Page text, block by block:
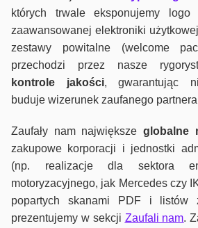
których trwale eksponujemy
zaawansowanej elektroniki
zestawy powitalne (welcome
przechodzi przez nasze
kontrole jakości, gwarantując
buduje wizerunek zaufanego
Zaufały nam największeglobalne
zakupowe korporacji i jednostki
(np. realizacje dla sektora
motoryzacyjnego, jak Mercedes czy
popartych skanami PDF i listów
prezentujemy w sekcji Zaufali nam.